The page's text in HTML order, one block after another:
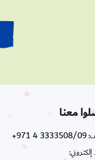
معنا
+971 4 3333508/09
إلكتروني: